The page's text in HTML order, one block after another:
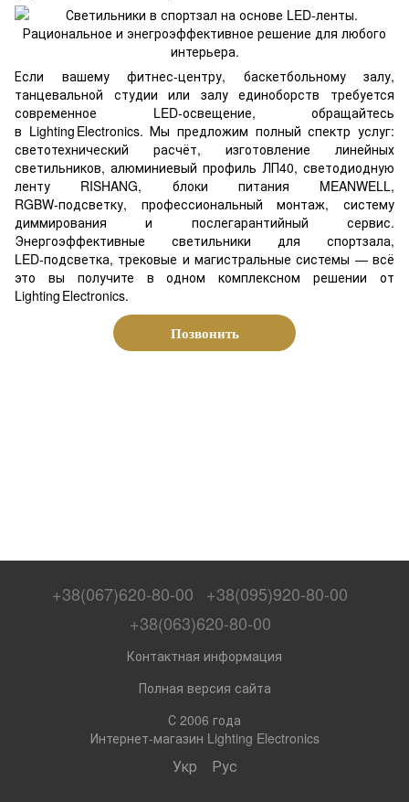
Если вашему фитнес‑центру, баскетбольному залу,
танцевальной студии или залу единоборств требуется
современное LED‑освещение, обращайтесь
в Lighting Electronics. Мы предложим полный спектр услуг:
светотехнический расчёт, изготовление линейных
светильников, алюминиевый профиль ЛП40, светодиодную
ленту RISHANG, блоки питания MEANWELL,
RGBW‑подсветку, профессиональный монтаж, систему
диммирования и послегарантийный сервис.
Энергоэффективные светильники для спортзала,
LED‑подсветка, трековые и магистральные системы — всё
это вы получите в одном комплексном решении от
Lighting Electronics.
Позвонить
+38(067)620-80-00
+38(095)920-80-00
+38(063)620-80-00
Контактная информация
Полная версия сайта
С 2006 года
Интернет-магазин Lighting Electronics
Укр Рус